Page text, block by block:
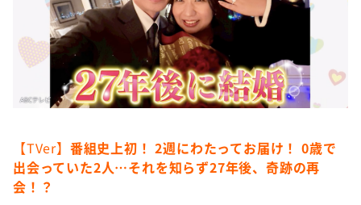
DAIGOも台所 ～きょうの献立 何にする？～
本日はダイアンなり！シーズン２
朝だ！生です旅サラダ
教えて！ニュースライブ 正義のミカタ
新婚さんいらっしゃい！
ポツンと一軒家
【TVer】 番組史上初！ 2週にわたってお届け！ 0歳で
出会っていた2人…それを知らず27年後、奇跡の再
会！？